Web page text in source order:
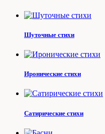
Шуточные стихи
Иронические стихи
Сатирические стихи